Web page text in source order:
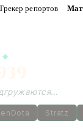
репортов
Stratz